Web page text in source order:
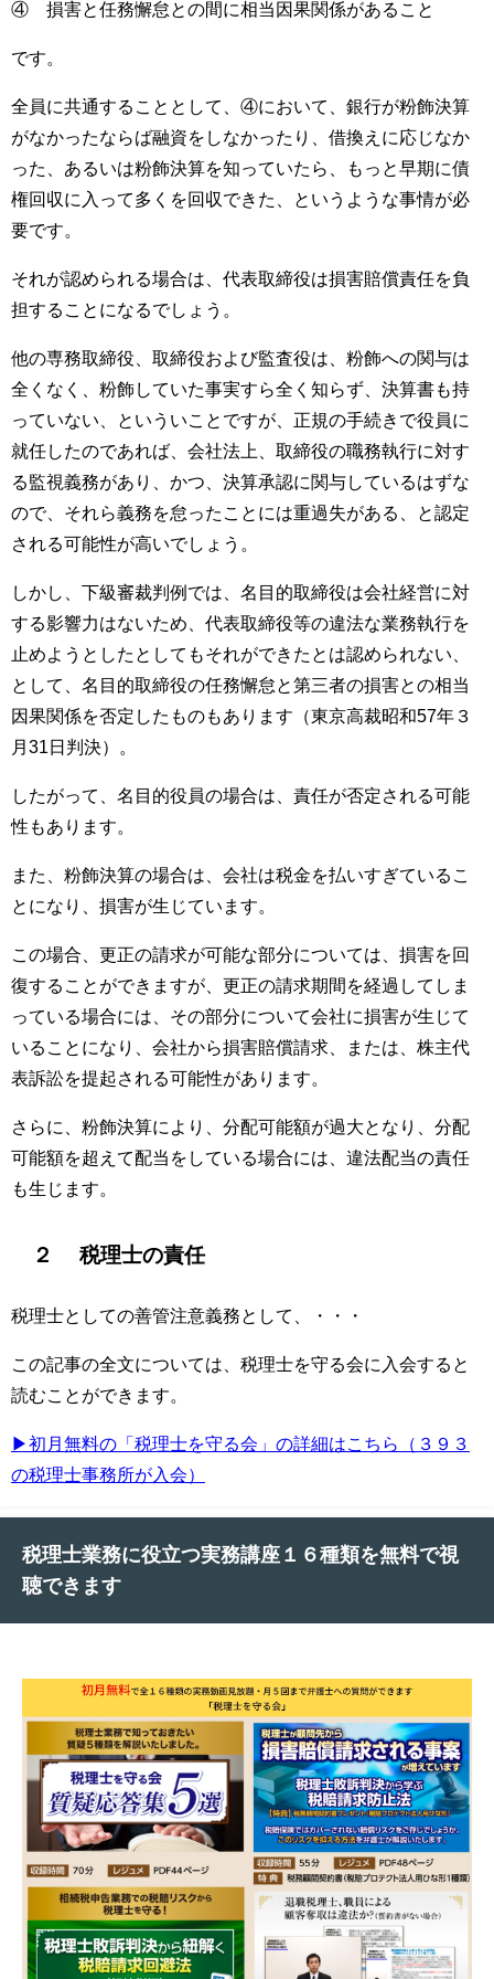
④ 損害と任務懈怠との間に相当因果関係があること
です。
全員に共通することとして、④において、銀行が粉飾決算
がなかったならば融資をしなかったり、借換えに応じなか
った、あるいは粉飾決算を知っていたら、もっと早期に債
権回収に入って多くを回収できた、というような事情が必
要です。
それが認められる場合は、代表取締役は損害賠償責任を負
担することになるでしょう。
他の専務取締役、取締役および監査役は、粉飾への関与は
全くなく、粉飾していた事実すら全く知らず、決算書も持
っていない、といういことですが、正規の手続きで役員に
就任したのであれば、会社法上、取締役の職務執行に対す
る監視義務があり、かつ、決算承認に関与しているはずな
ので、それら義務を怠ったことには重過失がある、と認定
される可能性が高いでしょう。
しかし、下級審裁判例では、名目的取締役は会社経営に対
する影響力はないため、代表取締役等の違法な業務執行を
止めようとしたとしてもそれができたとは認められない、
として、名目的取締役の任務懈怠と第三者の損害との相当
因果関係を否定したものもあります（東京高裁昭和57年３
月31日判決）。
したがって、名目的役員の場合は、責任が否定される可能
性もあります。
また、粉飾決算の場合は、会社は税金を払いすぎているこ
とになり、損害が生じています。
この場合、更正の請求が可能な部分については、損害を回
復することができますが、更正の請求期間を経過してしま
っている場合には、その部分について会社に損害が生じて
いることになり、会社から損害賠償請求、または、株主代
表訴訟を提起される可能性があります。
さらに、粉飾決算により、分配可能額が過大となり、分配
可能額を超えて配当をしている場合には、違法配当の責任
も生じます。
２ 税理士の責任
税理士としての善管注意義務として、・・・
この記事の全文については、税理士を守る会に入会すると
読むことができます。
▶初月無料の「税理士を守る会」の詳細はこちら（３９３
の税理士事務所が入会）
税理士業務に役立つ実務講座１６種類を無料で視
聴できます